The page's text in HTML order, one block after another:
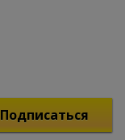
Подписаться